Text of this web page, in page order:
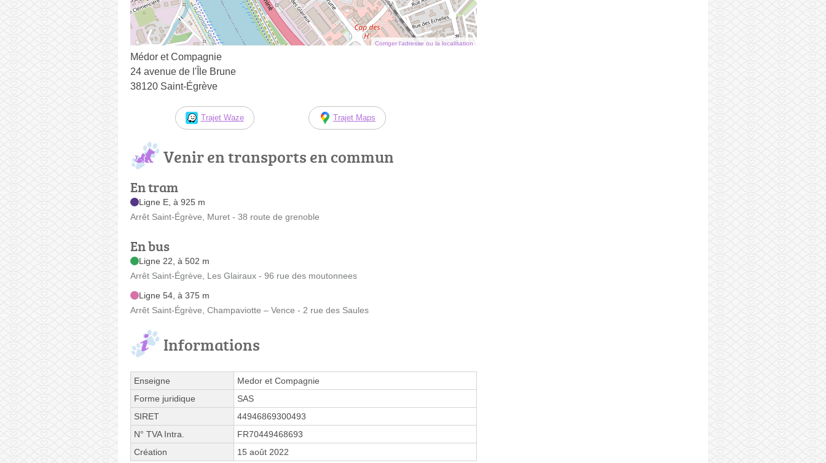
Corriger l’adresse ou la localisation
Médor et Compagnie
24 avenue de l'Île Brune
38120 Saint-Égrève
Trajet Waze Trajet Maps
Venir en transports en commun
En tram
Ligne E, à 925 m
Arrêt Saint-Égrève, Muret - 38 route de grenoble
En bus
Ligne 22, à 502 m
Arrêt Saint-Égrève, Les Glairaux - 96 rue des moutonnees
Ligne 54, à 375 m
Arrêt Saint-Égrève, Champaviotte – Vence - 2 rue des Saules
Informations
Enseigne
Medor et Compagnie
Forme juridique
SAS
SIRET
44946869300493
N° TVA Intra.
FR70449468693
Création
15 août 2022